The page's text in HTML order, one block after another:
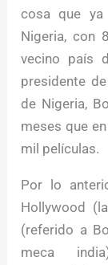
cosa que
Nigeria, con
vecino país
presidente
de Nigeria,
meses que
mil películas.
Por lo
Hollywood
(referido a
meca